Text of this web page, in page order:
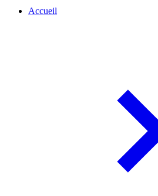
Accueil